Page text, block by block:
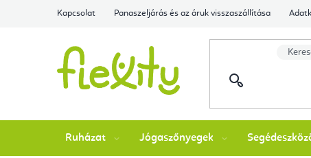
Kapcsolat Panaszeljárás és az áruk visszaszállítása
Ruházat Jógaszőnyegek